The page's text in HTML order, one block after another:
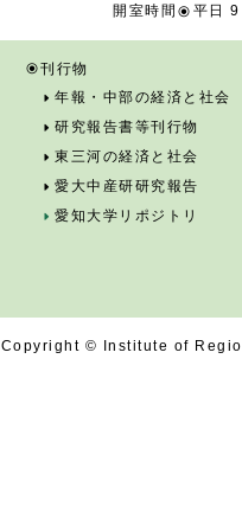
開室時間
平日
刊行物
年報・中部の経済と社会
研究報告書等刊行物
東三河の経済と社会
愛大中産研研究報告
愛知大学リポジトリ
Copyright © Institute of